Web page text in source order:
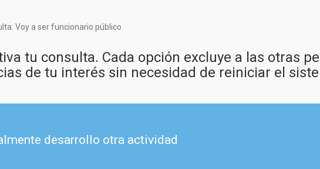
Voy a ser funcionario público
tu consulta. Cada opción excluye a las otras
de tu interés sin necesidad de reiniciar el
desarrollo otra actividad